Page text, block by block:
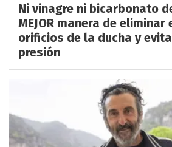
Ni vinagre ni bicarbonato
MEJOR manera de
orificios de la ducha y evitar
presión